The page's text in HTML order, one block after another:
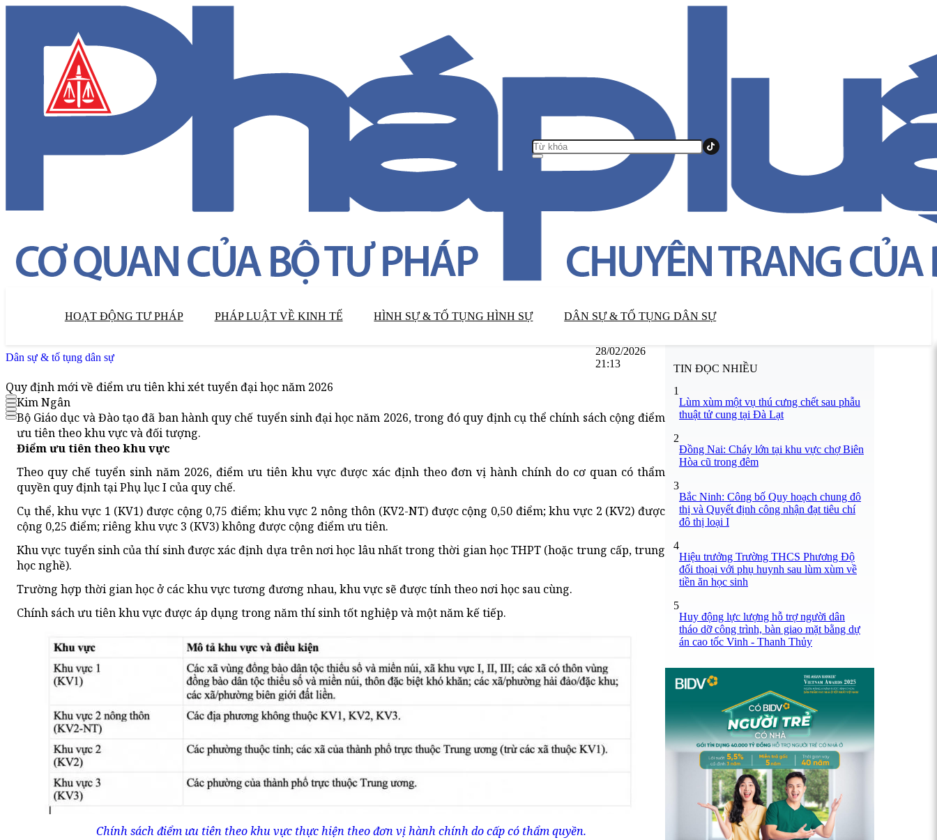
HOẠT ĐỘNG TƯ PHÁP PHÁP LUẬT VỀ KINH TẾ HÌNH SỰ & TỐ TỤNG HÌNH SỰ DÂN SỰ & TỐ TỤNG DÂN SỰ
Dân sự & tố tụng dân sự
28/02/2026
21:13
Quy định mới về điểm ưu tiên khi xét tuyển đại học năm 2026
Kim Ngân
Bộ Giáo dục và Đào tạo đã ban hành quy chế tuyển sinh đại học năm 2026, trong đó quy định cụ thể chính sách cộng điểm
ưu tiên theo khu vực và đối tượng.
Điểm ưu tiên theo khu vực
Theo quy chế tuyển sinh năm 2026, điểm ưu tiên khu vực được xác định theo đơn vị hành chính do cơ quan có thẩm
quyền quy định tại Phụ lục I của quy chế.
Cụ thể, khu vực 1 (KV1) được cộng 0,75 điểm; khu vực 2 nông thôn (KV2-NT) được cộng 0,50 điểm; khu vực 2 (KV2) được
cộng 0,25 điểm; riêng khu vực 3 (KV3) không được cộng điểm ưu tiên.
Khu vực tuyển sinh của thí sinh được xác định dựa trên nơi học lâu nhất trong thời gian học THPT (hoặc trung cấp, trung
học nghề).
Trường hợp thời gian học ở các khu vực tương đương nhau, khu vực sẽ được tính theo nơi học sau cùng.
Chính sách ưu tiên khu vực được áp dụng trong năm thí sinh tốt nghiệp và một năm kế tiếp.
Chính sách điểm ưu tiên theo khu vực thực hiện theo đơn vị hành chính do cấp có thẩm quyền.
TIN ĐỌC NHIỀU
1
Lùm xùm một vụ thú cưng chết sau phẫu
thuật tử cung tại Đà Lạt
2
Đồng Nai: Cháy lớn tại khu vực chợ Biên
Hòa cũ trong đêm
3
Bắc Ninh: Công bố Quy hoạch chung đô
thị và Quyết định công nhận đạt tiêu chí
đô thị loại I
4
Hiệu trưởng Trường THCS Phương Độ
đối thoại với phụ huynh sau lùm xùm về
tiền ăn học sinh
5
Huy động lực lượng hỗ trợ người dân
tháo dỡ công trình, bàn giao mặt bằng dự
án cao tốc Vinh - Thanh Thủy